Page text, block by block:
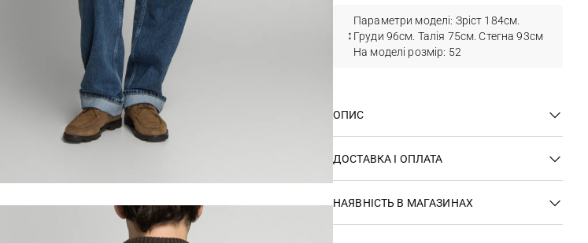
Параметри моделі: Зріст 184см.
Груди 96см. Талія 75см. Стегна 93см
На моделі розмір: 52
ОПИС
ДОСТАВКА І ОПЛАТА
НАЯВНІСТЬ В МАГАЗИНАХ